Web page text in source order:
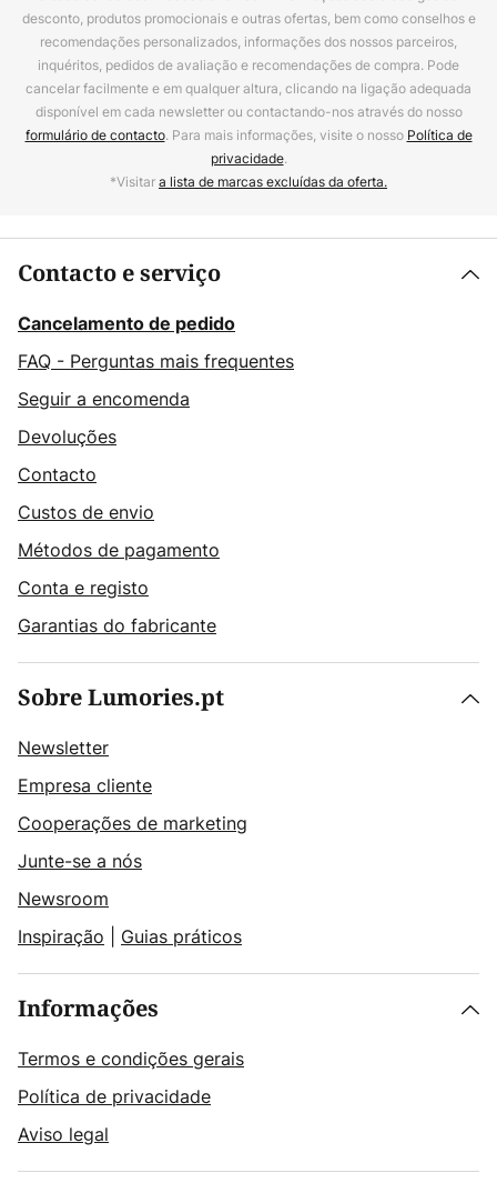
desconto, produtos promocionais e outras ofertas, bem como conselhos e
recomendações personalizados, informações dos nossos parceiros,
inquéritos, pedidos de avaliação e recomendações de compra. Pode
cancelar facilmente e em qualquer altura, clicando na ligação adequada
disponível em cada newsletter ou contactando-nos através do nosso
formulário de contacto. Para mais informações, visite o nosso Política de
privacidade.
*Visitara lista de marcas excluídas da oferta.
Contacto e serviço
Cancelamento de pedido
FAQ - Perguntas mais frequentes
Seguir a encomenda
Devoluções
Contacto
Custos de envio
Métodos de pagamento
Conta e registo
Garantias do fabricante
Sobre Lumories.pt
Newsletter
Empresa cliente
Cooperações de marketing
Junte-se a nós
Newsroom
Inspiração
Guias práticos
Informações
Termos e condições gerais
Política de privacidade
Aviso legal